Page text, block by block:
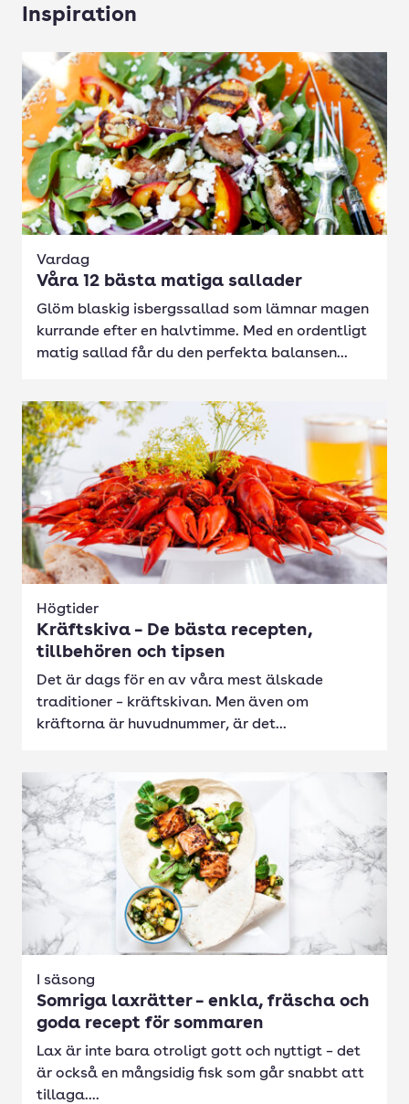
Inspiration
Vardag
Våra 12 bästa matiga sallader
Glöm blaskig isbergssallad som lämnar magen
kurrande efter en halvtimme. Med en ordentligt
matig sallad får du den perfekta balansen...
Högtider
Kräftskiva – De bästa recepten,
tillbehören och tipsen
Det är dags för en av våra mest älskade
traditioner – kräftskivan. Men även om
kräftorna är huvudnummer, är det...
I säsong
Somriga laxrätter – enkla, fräscha och
goda recept för sommaren
Lax är inte bara otroligt gott och nyttigt – det
är också en mångsidig fisk som går snabbt att
tillaga....